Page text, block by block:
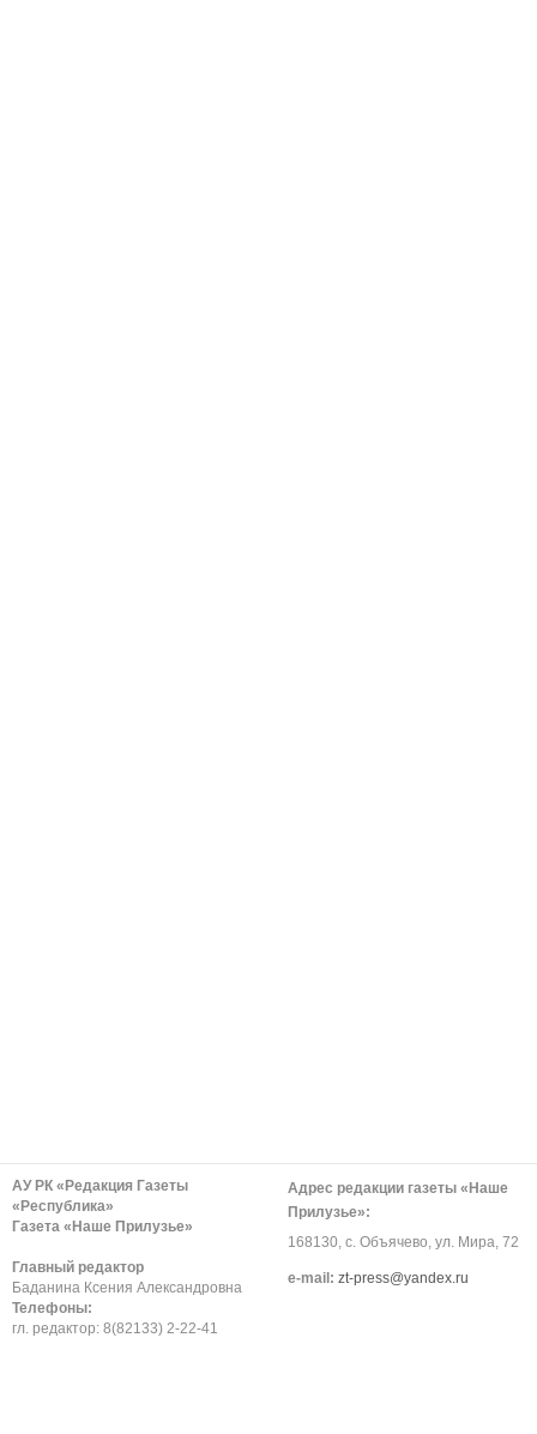
АУ РК «Редакция Газеты
«Республика»
Газета «Наше Прилузье»
Главный редактор
Баданина Ксения Александровна
Телефоны:
гл. редактор: 8(82133) 2-22-41
Адрес редакции газеты «Наше
Прилузье»:
168130, с. Объячево, ул. Мира, 72
е-mail: zt-press@yandex.ru